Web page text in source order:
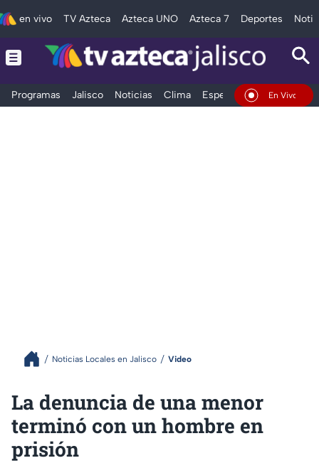
en vivo TV Azteca Azteca UNO Azteca 7 Deportes
Programas Jalisco Noticias Clima Espectáculos Deportes
En Vivo
Noticias Locales en Jalisco Video
La denuncia de una menor
terminó con un hombre en
prisión